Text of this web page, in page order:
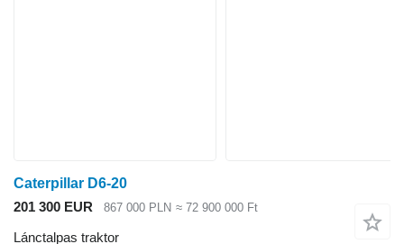
Caterpillar D6-20
201 300 EUR
867 000 PLN ≈ 72 900 000 Ft
Lánctalpas traktor